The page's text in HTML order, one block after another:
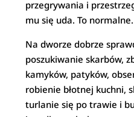
przegrywania i
mu się uda. To normalne.
Na dworze dobrze
poszukiwanie skarbów,
kamyków, patyków,
robienie błotnej kuchni,
turlanie się po trawie i